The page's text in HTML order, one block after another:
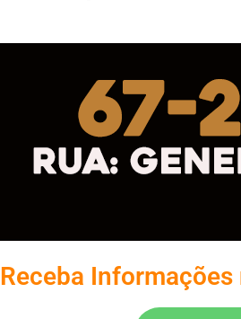
Receba Informações